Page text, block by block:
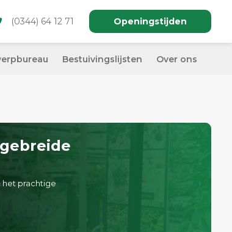
(0344) 64 12 71 Openingstijden
Bestuivingslijsten Over ons
het prachtige